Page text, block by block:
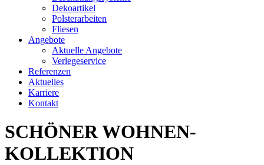
Dekoartikel
Polsterarbeiten
Fliesen
Angebote
Aktuelle Angebote
Verlegeservice
Referenzen
Aktuelles
Karriere
Kontakt
SCHÖNER WOHNEN-
KOLLEKTION